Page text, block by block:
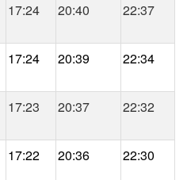
17:24 20:40 22:37
17:24 20:39 22:34
17:23 20:37 22:32
17:22 20:36 22:30